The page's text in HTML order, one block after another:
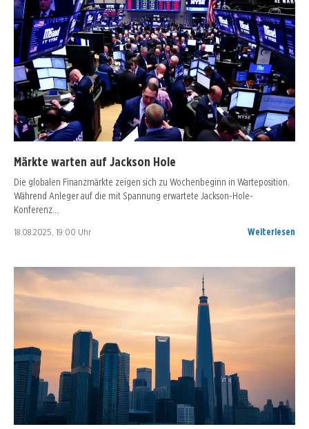
Märkte warten auf Jackson Hole
Die globalen Finanzmärkte zeigen sich zu Wochenbeginn in Warteposition.
Während Anleger auf die mit Spannung erwartete Jackson-Hole-
Konferenz…
18.08.2025, 19:00 Uhr Weiterlesen